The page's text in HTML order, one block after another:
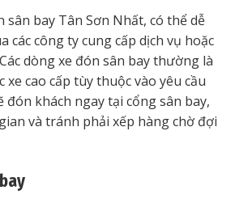
sân bay Tân Sơn Nhất, có thể dễ
các công ty cung cấp dịch vụ hoặc
dòng xe đón sân bay thường là
xe cao cấp tùy thuộc vào yêu cầu
đón khách ngay tại cổng sân bay,
và tránh phải xếp hàng chờ đợi